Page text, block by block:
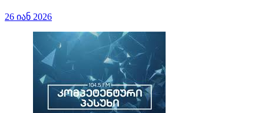
26 იან 2026